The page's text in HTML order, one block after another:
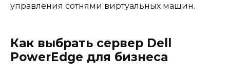
управления сотнями виртуальных машин.
Как выбрать сервер Dell
PowerEdge для бизнеса